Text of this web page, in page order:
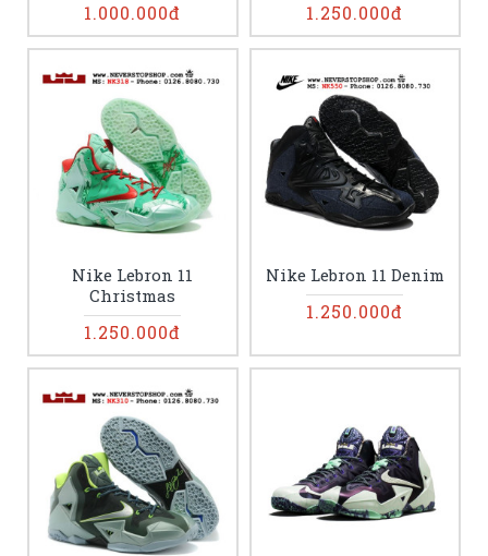
1.000.000đ 1.250.000đ
Nike Lebron 11
Christmas
1.250.000đ
Nike Lebron 11 Denim
1.250.000đ